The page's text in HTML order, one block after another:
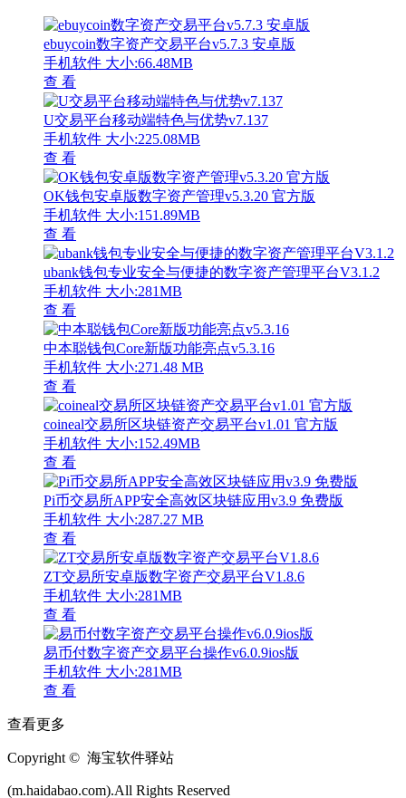
ebuycoin数字资产交易平台v5.7.3 安卓版
手机软件 大小:66.48MB
查 看
U交易平台移动端特色与优势v7.137
手机软件 大小:225.08MB
查 看
OK钱包安卓版数字资产管理v5.3.20 官方版
手机软件 大小:151.89MB
查 看
ubank钱包专业安全与便捷的数字资产管理平台V3.1.2
手机软件 大小:281MB
查 看
中本聪钱包Core新版功能亮点v5.3.16
手机软件 大小:271.48 MB
查 看
coineal交易所区块链资产交易平台v1.01 官方版
手机软件 大小:152.49MB
查 看
Pi币交易所APP安全高效区块链应用v3.9 免费版
手机软件 大小:287.27 MB
查 看
ZT交易所安卓版数字资产交易平台V1.8.6
手机软件 大小:281MB
查 看
易币付数字资产交易平台操作v6.0.9ios版
手机软件 大小:281MB
查 看
查看更多
Copyright © 海宝软件驿站
(m.haidabao.com).All Rights Reserved